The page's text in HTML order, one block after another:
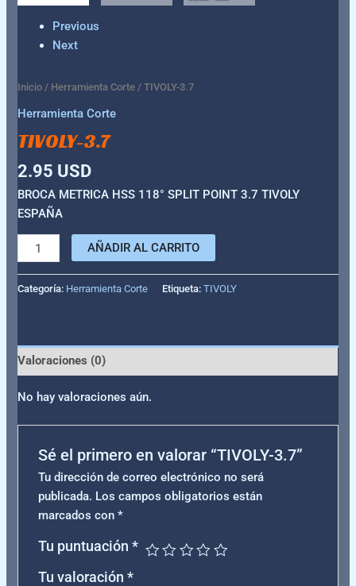
Previous
Next
Inicio / Herramienta Corte / TIVOLY-3.7
Herramienta Corte
TIVOLY-3.7
2.95 USD
BROCA METRICA HSS 118° SPLIT POINT 3.7 TIVOLY
ESPAÑA
AÑADIR AL CARRITO
Categoría: Herramienta Corte Etiqueta:TIVOLY
Valoraciones (0)
No hay valoraciones aún.
Sé el primero en valorar “TIVOLY-3.7”
Tu dirección de correo electrónico no será
publicada. Los campos obligatorios están
marcados con *
Tu puntuación *
Tu valoración *